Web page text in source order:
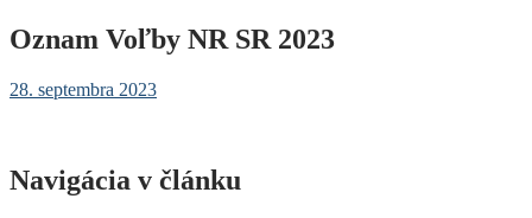
Oznam Voľby NR SR 2023
28. septembra 2023
Navigácia v článku